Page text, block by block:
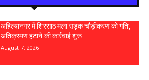
अहिल्यानगर में शिरसाठ मला सड़क चौड़ीकरण को गति,
अतिक्रमण हटाने की कार्रवाई शुरू
August 7, 2026